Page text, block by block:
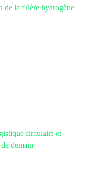
de la filière hydrogène
circulaire et
demain